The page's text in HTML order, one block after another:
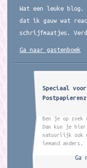
Wat een leuke blog.
dat ik gauw wat
schrijfmaatjes.
Ga naar gastenboek
Speciaal
Ben je op zoek
Dan kun je
natuurlijk ook
iemand anders.
Ga